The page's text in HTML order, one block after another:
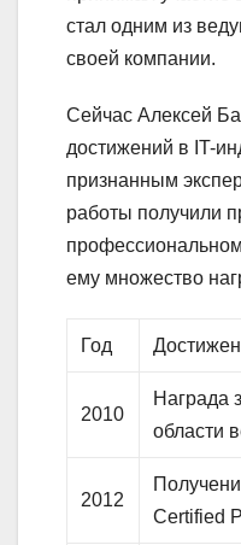
стал одним из
своей компании.
Сейчас Алексей
достижений в IT-
признанным
работы получили
ему множество
Год
2010
Награда
области
2012
Certified